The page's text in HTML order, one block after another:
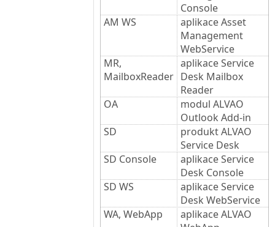
Console
AM WS
aplikace Asset
Management
WebService
MR,
MailboxReader
aplikace Service
Desk Mailbox
Reader
OA
modul ALVAO
Outlook Add-in
SD
produkt ALVAO
Service Desk
SD Console
aplikace Service
Desk Console
SD WS
aplikace Service
Desk WebService
WA, WebApp
aplikace ALVAO